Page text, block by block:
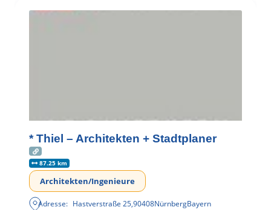
* Thiel – Architekten + Stadtplaner
87.25 km
Architekten/Ingenieure
Adresse: Hastverstraße 25,90408NürnbergBayern